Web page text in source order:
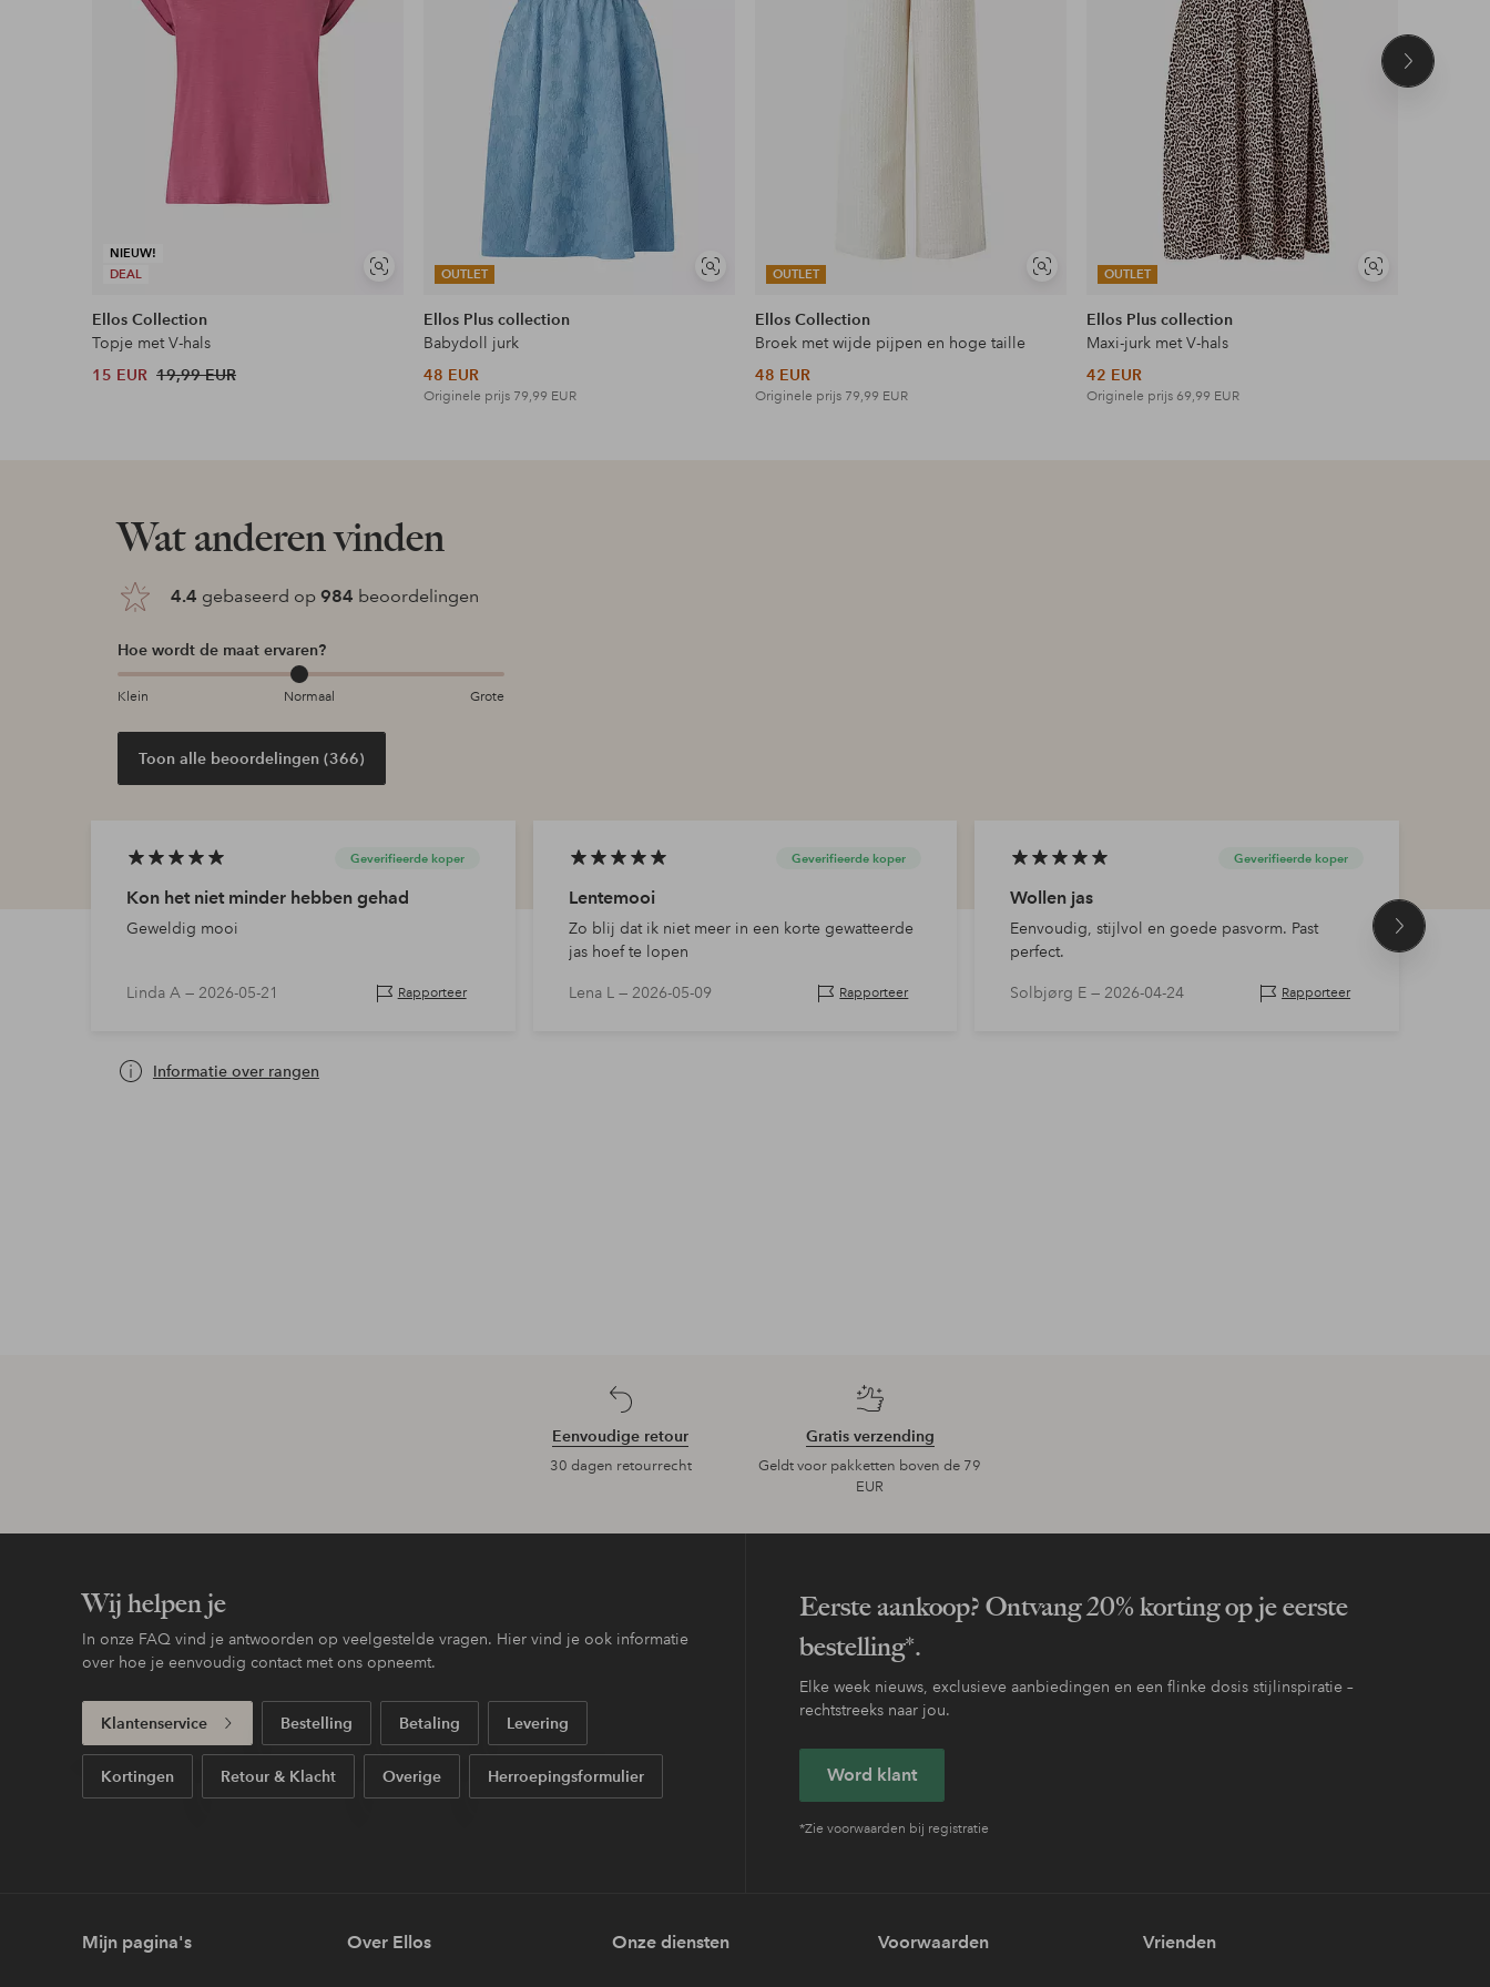
Flexibele betaalwijze
Nu betalen, later betalen of in termijnen betalen
Meer lezen
NIEUW!
DEAL
Soortgelijke
Ellos Collection
Topje met V-hals
15 EUR 19,99 EUR
OUTLET
Soortgelijke
Ellos Plus collection
Babydoll jurk
48 EUR
Originele prijs 79,99 EUR
OUTLET
Soortgelijke
Ellos Collection
Broek met wijde pijpen en hoge taille
48 EUR
Originele prijs 79,99 EUR
OUTLET
Soortgelijke
Ellos Plus collection
Maxi-jurk met V-hals
42 EUR
Originele prijs 69,99 EUR
Volgend
Wat anderen vinden
4.4 gebaseerd op 984 beoordelingen
Hoe wordt de maat ervaren?
Klein Normaal Grote
Toon alle beoordelingen (366)
Geverifieerde koper
Kon het niet minder hebben gehad
Geweldig mooi
Linda A — 2026-05-21 Rapporteer
Geverifieerde koper
Lentemooi
Zo blij dat ik niet meer in een korte gewatteerde
jas hoef te lopen
Lena L — 2026-05-09 Rapporteer
Geverifieerde koper
Wollen jas
Eenvoudig, stijlvol en goede pasvorm. Past
perfect.
Solbjørg E —2026-04-24 Rapporteer
Volgend
Informatie over rangen
Eenvoudige retour
30 dagen retourrecht
Gratis verzending
Geldt voor pakketten boven de 79
EUR
Wij helpen je
In onze FAQ vind je antwoorden op veelgestelde vragen. Hier vind je ook informatie
over hoe je eenvoudig contact met ons opneemt.
Klantenservice Bestelling Betaling Levering
Kortingen Retour & Klacht Overige Herroepingsformulier
Eerste aankoop? Ontvang 20% korting op je eerste
bestelling*.
Elke week nieuws, exclusieve aanbiedingen en een flinke dosis stijlinspiratie –
rechtstreeks naar jou.
Word klant
*Zie voorwaarden bij registratie
Mijn pagina's Over Ellos Onze diensten Voorwaarden Vrienden